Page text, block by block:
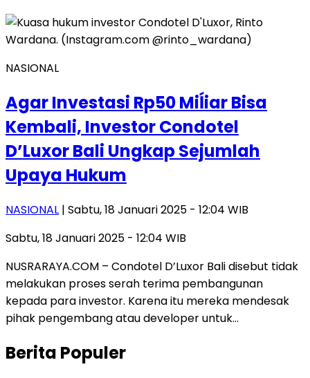
NASIONAL
Agar Investasi Rp50 Miĺiar Bisa
Kembali, Investor Condotel
D’Luxor Bali Ungkap Sejumlah
Upaya Hukum
NASIONAL | Sabtu, 18 Januari 2025 - 12:04 WIB
Sabtu, 18 Januari 2025 - 12:04 WIB
NUSRARAYA.COM – Condotel D’Luxor Bali disebut tidak
melakukan proses serah terima pembangunan
kepada para investor. Karena itu mereka mendesak
pihak pengembang atau developer untuk…
Berita Populer